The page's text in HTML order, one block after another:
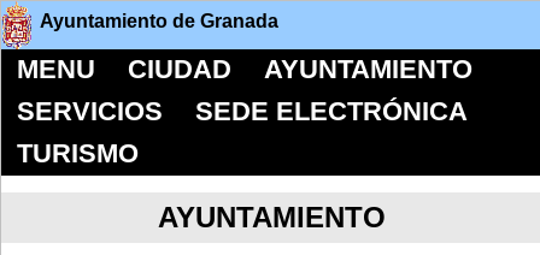
Ayuntamiento de Granada
MENU CIUDAD
AYUNTAMIENTO
SERVICIOS
SEDE ELECTRÓNICA
TURISMO
AYUNTAMIENTO